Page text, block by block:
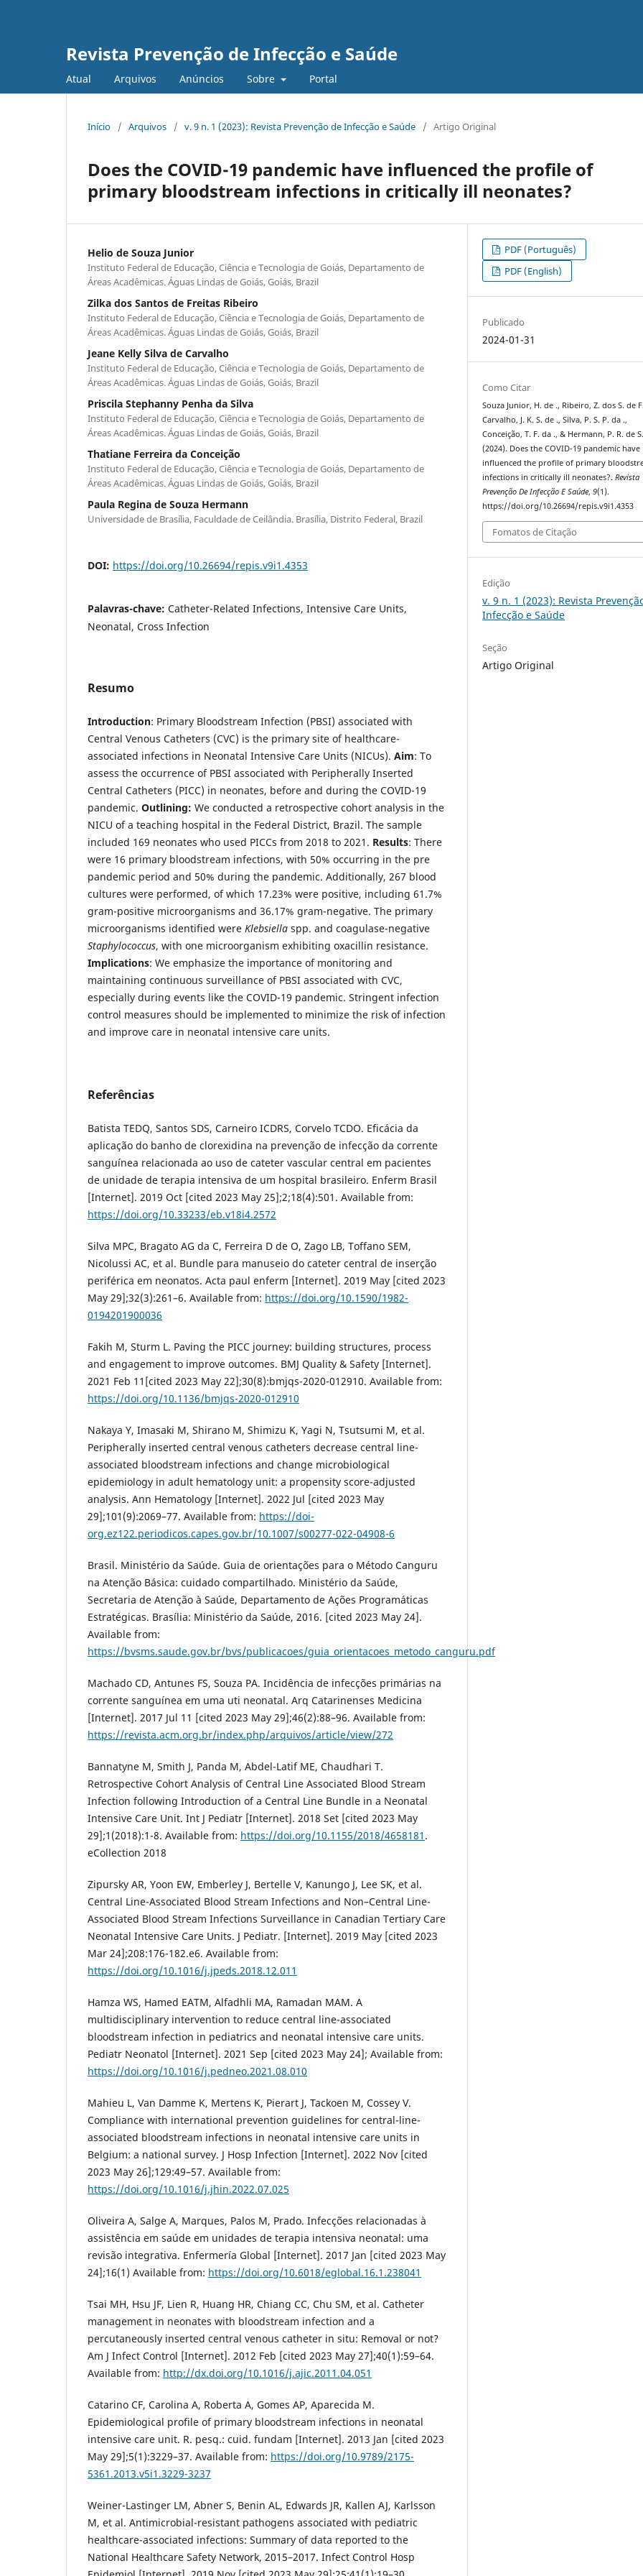
Revista Prevenção de Infecção e Saúde
Atual Arquivos Anúncios Sobre Portal
Início / Arquivos / v. 9 n. 1 (2023): Revista Prevenção de Infecção e Saúde / Artigo Original
Does the COVID-19 pandemic have influenced the profile of
primary bloodstream infections in critically ill neonates?
Helio de Souza Junior
Instituto Federal de Educação, Ciência e Tecnologia de Goiás, Departamento de
Áreas Acadêmicas. Águas Lindas de Goiás, Goiás, Brazil
Zilka dos Santos de Freitas Ribeiro
Instituto Federal de Educação, Ciência e Tecnologia de Goiás, Departamento de
Áreas Acadêmicas. Águas Lindas de Goiás, Goiás, Brazil
Jeane Kelly Silva de Carvalho
Instituto Federal de Educação, Ciência e Tecnologia de Goiás, Departamento de
Áreas Acadêmicas. Águas Lindas de Goiás, Goiás, Brazil
Priscila Stephanny Penha da Silva
Instituto Federal de Educação, Ciência e Tecnologia de Goiás, Departamento de
Áreas Acadêmicas. Águas Lindas de Goiás, Goiás, Brazil
Thatiane Ferreira da Conceição
Instituto Federal de Educação, Ciência e Tecnologia de Goiás, Departamento de
Áreas Acadêmicas. Águas Lindas de Goiás, Goiás, Brazil
Paula Regina de Souza Hermann
Universidade de Brasília, Faculdade de Ceilândia. Brasília, Distrito Federal, Brazil
DOI: https://doi.org/10.26694/repis.v9i1.4353
Palavras-chave: Catheter-Related Infections, Intensive Care Units,
Neonatal, Cross Infection
Resumo
Introduction: Primary Bloodstream Infection (PBSI) associated with
Central Venous Catheters (CVC) is the primary site of healthcare-
associated infections in Neonatal Intensive Care Units (NICUs). Aim: To
assess the occurrence of PBSI associated with Peripherally Inserted
Central Catheters (PICC) in neonates, before and during the COVID-19
pandemic. Outlining: We conducted a retrospective cohort analysis in the
NICU of a teaching hospital in the Federal District, Brazil. The sample
included 169 neonates who used PICCs from 2018 to 2021. Results: There
were 16 primary bloodstream infections, with 50% occurring in the pre
pandemic period and 50% during the pandemic. Additionally, 267 blood
cultures were performed, of which 17.23% were positive, including 61.7%
gram-positive microorganisms and 36.17% gram-negative. The primary
microorganisms identified were Klebsiella spp. and coagulase-negative
Staphylococcus, with one microorganism exhibiting oxacillin resistance.
Implications: We emphasize the importance of monitoring and
maintaining continuous surveillance of PBSI associated with CVC,
especially during events like the COVID-19 pandemic. Stringent infection
control measures should be implemented to minimize the risk of infection
and improve care in neonatal intensive care units.
Referências
Batista TEDQ, Santos SDS, Carneiro ICDRS, Corvelo TCDO. Eficácia da
aplicação do banho de clorexidina na prevenção de infecção da corrente
sanguínea relacionada ao uso de cateter vascular central em pacientes
de unidade de terapia intensiva de um hospital brasileiro. Enferm Brasil
[Internet]. 2019 Oct [cited 2023 May 25];2;18(4):501. Available from:
https://doi.org/10.33233/eb.v18i4.2572
Silva MPC, Bragato AG da C, Ferreira D de O, Zago LB, Toffano SEM,
Nicolussi AC, et al. Bundle para manuseio do cateter central de inserção
periférica em neonatos. Acta paul enferm [Internet]. 2019 May [cited 2023
May 29];32(3):261–6. Available from: https://doi.org/10.1590/1982-
0194201900036
Fakih M, Sturm L. Paving the PICC journey: building structures, process
and engagement to improve outcomes. BMJ Quality & Safety [Internet].
2021 Feb 11[cited 2023 May 22];30(8):bmjqs-2020-012910. Available from:
https://doi.org/10.1136/bmjqs-2020-012910
Nakaya Y, Imasaki M, Shirano M, Shimizu K, Yagi N, Tsutsumi M, et al.
Peripherally inserted central venous catheters decrease central line-
associated bloodstream infections and change microbiological
epidemiology in adult hematology unit: a propensity score-adjusted
analysis. Ann Hematology [Internet]. 2022 Jul [cited 2023 May
29];101(9):2069–77. Available from: https://doi-
org.ez122.periodicos.capes.gov.br/10.1007/s00277-022-04908-6
Brasil. Ministério da Saúde. Guia de orientações para o Método Canguru
na Atenção Básica: cuidado compartilhado. Ministério da Saúde,
Secretaria de Atenção à Saúde, Departamento de Ações Programáticas
Estratégicas. Brasília: Ministério da Saúde, 2016. [cited 2023 May 24].
Available from:
https://bvsms.saude.gov.br/bvs/publicacoes/guia_orientacoes_metodo_canguru.pdf
Machado CD, Antunes FS, Souza PA. Incidência de infecções primárias na
corrente sanguínea em uma uti neonatal. Arq Catarinenses Medicina
[Internet]. 2017 Jul 11 [cited 2023 May 29];46(2):88–96. Available from:
https://revista.acm.org.br/index.php/arquivos/article/view/272
Bannatyne M, Smith J, Panda M, Abdel-Latif ME, Chaudhari T.
Retrospective Cohort Analysis of Central Line Associated Blood Stream
Infection following Introduction of a Central Line Bundle in a Neonatal
Intensive Care Unit. Int J Pediatr [Internet]. 2018 Set [cited 2023 May
29];1(2018):1-8. Available from: https://doi.org/10.1155/2018/4658181 .
eCollection 2018
Zipursky AR, Yoon EW, Emberley J, Bertelle V, Kanungo J, Lee SK, et al.
Central Line-Associated Blood Stream Infections and Non–Central Line-
Associated Blood Stream Infections Surveillance in Canadian Tertiary Care
Neonatal Intensive Care Units. J Pediatr. [Internet]. 2019 May [cited 2023
Mar 24];208:176-182.e6. Available from:
https://doi.org/10.1016/j.jpeds.2018.12.011
Hamza WS, Hamed EATM, Alfadhli MA, Ramadan MAM. A
multidisciplinary intervention to reduce central line-associated
bloodstream infection in pediatrics and neonatal intensive care units.
Pediatr Neonatol [Internet]. 2021 Sep [cited 2023 May 24]; Available from:
https://doi.org/10.1016/j.pedneo.2021.08.010
Mahieu L, Van Damme K, Mertens K, Pierart J, Tackoen M, Cossey V.
Compliance with international prevention guidelines for central-line-
associated bloodstream infections in neonatal intensive care units in
Belgium: a national survey. J Hosp Infection [Internet]. 2022 Nov [cited
2023 May 26];129:49–57. Available from:
https://doi.org/10.1016/j.jhin.2022.07.025
Oliveira A, Salge A, Marques, Palos M, Prado. Infecções relacionadas à
assistência em saúde em unidades de terapia intensiva neonatal: uma
revisão integrativa. Enfermería Global [Internet]. 2017 Jan [cited 2023 May
24];16(1) Available from: https://doi.org/10.6018/eglobal.16.1.238041
Tsai MH, Hsu JF, Lien R, Huang HR, Chiang CC, Chu SM, et al. Catheter
management in neonates with bloodstream infection and a
percutaneously inserted central venous catheter in situ: Removal or not?
Am J Infect Control [Internet]. 2012 Feb [cited 2023 May 27];40(1):59–64.
Available from: http://dx.doi.org/10.1016/j.ajic.2011.04.051
Catarino CF, Carolina A, Roberta A, Gomes AP, Aparecida M.
Epidemiological profile of primary bloodstream infections in neonatal
intensive care unit. R. pesq.: cuid. fundam [Internet]. 2013 Jan [cited 2023
May 29];5(1):3229–37. Available from: https://doi.org/10.9789/2175-
5361.2013.v5i1.3229-3237
Weiner-Lastinger LM, Abner S, Benin AL, Edwards JR, Kallen AJ, Karlsson
M, et al. Antimicrobial-resistant pathogens associated with pediatric
healthcare-associated infections: Summary of data reported to the
National Healthcare Safety Network, 2015–2017. Infect Control Hosp
PDF (Português)
PDF (English)
Publicado
2024-01-31
Como Citar
Souza Junior, H. de ., Ribeiro, Z. dos S. de
Carvalho, J. K. S. de ., Silva, P. S. P. da .,
Conceição, T. F. da ., & Hermann, P. R. de S.
(2024). Does the COVID-19 pandemic have
influenced the profile of primary
infections in critically ill neonates?.Revista
Prevenção De Infecção E Saúde,9(1).
https://doi.org/10.26694/repis.v9i1.4353
Fomatos de Citação
Edição
v. 9 n. 1 (2023): Revista
Infecção e Saúde
Seção
Artigo Original